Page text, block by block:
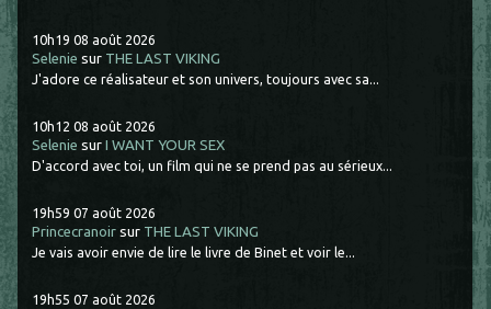
10h19 08 août 2026
Selenie sur THE LAST VIKING
J'adore ce réalisateur et son univers, toujours avec sa...
10h12 08 août 2026
Selenie surI WANT YOUR SEX
D'accord avec toi, un film qui ne se prend pas au sérieux...
19h59 07 août 2026
Princecranoir sur THE LAST VIKING
Je vais avoir envie de lire le livre de Binet et voir le...
19h55 07 août 2026